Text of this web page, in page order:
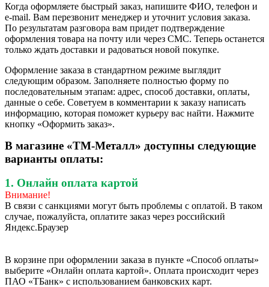
Когда оформляете быстрый заказ, напишите ФИО, телефон и
e-mail. Вам перезвонит менеджер и уточнит условия заказа.
По результатам разговора вам придет подтверждение
оформления товара на почту или через СМС. Теперь останется
только ждать доставки и радоваться новой покупке.
Оформление заказа в стандартном режиме выглядит
следующим образом. Заполняете полностью форму по
последовательным этапам: адрес, способ доставки, оплаты,
данные о себе. Советуем в комментарии к заказу написать
информацию, которая поможет курьеру вас найти. Нажмите
кнопку «Оформить заказ».
В магазине «ТМ-Металл» доступны следующие
варианты оплаты:
1. Онлайн оплата картой
Внимание!
В связи с санкциями могут быть проблемы с оплатой. В таком
случае, пожалуйста, оплатите заказ через российский
Яндекс.Браузер
В корзине при оформлении заказа в пункте «Способ оплаты»
выберите «Онлайн оплата картой». Оплата происходит через
ПАО «ТБанк» с использованием банковских карт.